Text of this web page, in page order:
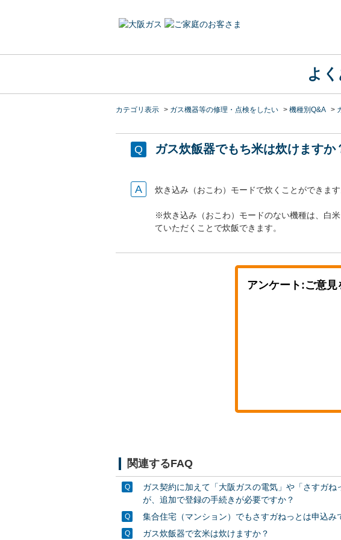
よ
カテゴリ表示 > ガス機器等の修理・点検をしたい > 機種別Q&A >
ガス炊飯器でもち米は炊けますか
炊き込み（おこわ）モードで炊くことができます
※炊き込み（おこわ）モードのない機種は、白
ていただくことで炊飯できます。
アンケート:ご意
関連するFAQ
ガス契約に加えて「大阪ガスの電気」や「さすガ
が、追加で登録の手続きが必要ですか？
集合住宅（マンション）でもさすガねっとは申込み
ガス炊飯器で玄米は炊けますか？